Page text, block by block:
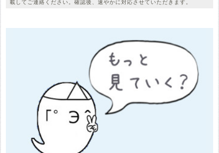
載してご連絡ください。確認後、速やかに対応させていただきます。